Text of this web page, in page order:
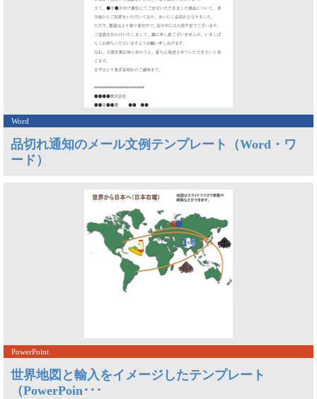
Word
品切れ通知のメール文例テンプレート（Word・ワ
ード）
PowerPoint
世界地図と輸入をイメージしたテンプレート
（PowerPoin･･･